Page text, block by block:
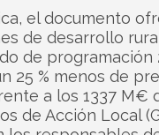
el documento
de desarrollo
de programación
25 % menos de
a los 1337 M€
de Acción Local